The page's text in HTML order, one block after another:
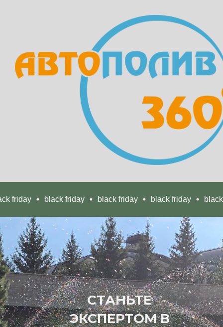
black friday black friday black friday black friday
СТАНЬТЕ
ЭКСПЕРТОМ В